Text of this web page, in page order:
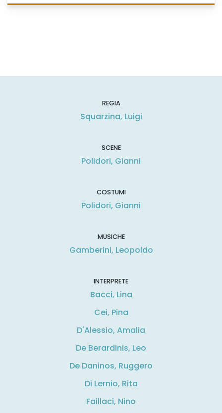
REGIA
Squarzina, Luigi
SCENE
Polidori, Gianni
COSTUMI
Polidori, Gianni
MUSICHE
Gamberini, Leopoldo
INTERPRETE
Bacci, Lina
Cei, Pina
D'Alessio, Amalia
De Berardinis, Leo
De Daninos, Ruggero
Di Lernio, Rita
Faillaci, Nino